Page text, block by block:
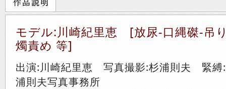
モデル:川崎紀里恵 [放尿-口縄磔-吊
燭責め 等]
出演:川崎紀里恵 写真撮影:杉浦則夫 緊
浦則夫写真事務所